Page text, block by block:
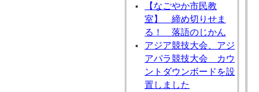
【なごやか市民教
室】 締め切りせま
る！ 落語のじかん
アジア競技大会、アジ
アパラ競技大会 カウ
ントダウンボードを設
置しました